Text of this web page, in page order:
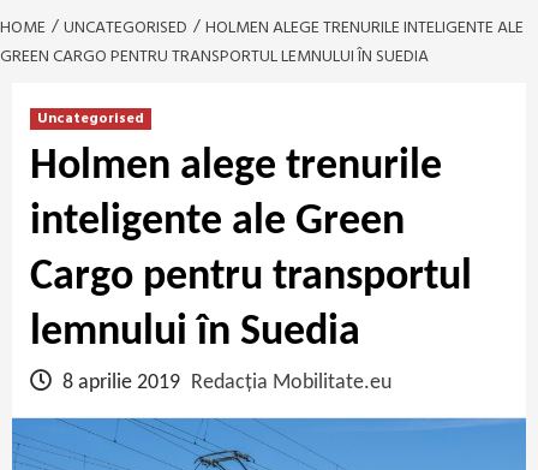
HOME UNCATEGORISED
HOLMEN ALEGE TRENURILE INTELIGENTE ALE
GREEN CARGO PENTRU TRANSPORTUL LEMNULUI ÎN SUEDIA
Uncategorised
Holmen alege trenurile
inteligente ale Green
Cargo pentru transportul
lemnului în Suedia
8 aprilie 2019 Redacția Mobilitate.eu